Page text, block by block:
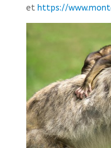
et https://